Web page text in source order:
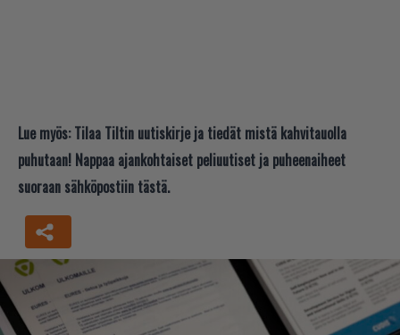
Lue myös: Tilaa Tiltin uutiskirje ja tiedät mistä kahvitauolla
puhutaan! Nappaa ajankohtaiset peliuutiset ja puheenaiheet
suoraan sähköpostiin tästä.